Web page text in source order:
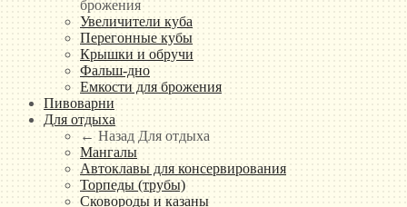
брожения
Увеличители куба
Перегонные кубы
Крышки и обручи
Фальш-дно
Емкости для брожения
Пивоварни
Для отдыха
← Назад Для отдыха
Мангалы
Автоклавы для консервирования
Торпеды (трубы)
Сковороды и казаны